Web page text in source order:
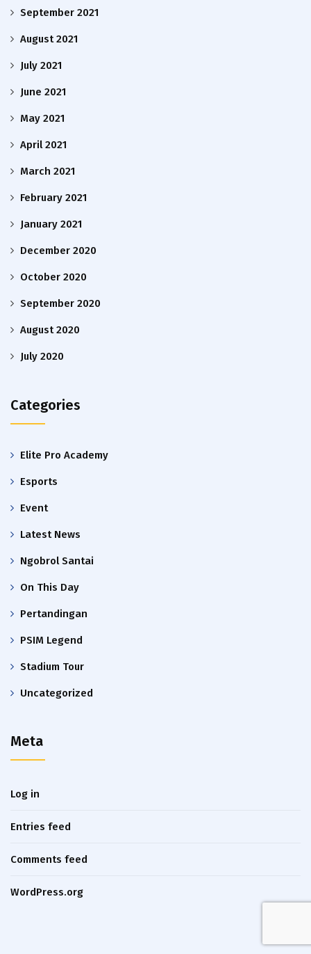
September 2021
August 2021
July 2021
June 2021
May 2021
April 2021
March 2021
February 2021
January 2021
December 2020
October 2020
September 2020
August 2020
July 2020
Categories
Elite Pro Academy
Esports
Event
Latest News
Ngobrol Santai
On This Day
Pertandingan
PSIM Legend
Stadium Tour
Uncategorized
Meta
Log in
Entries feed
Comments feed
WordPress.org